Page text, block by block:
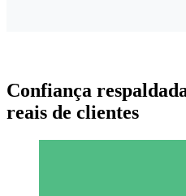
Confiança
reais de clientes